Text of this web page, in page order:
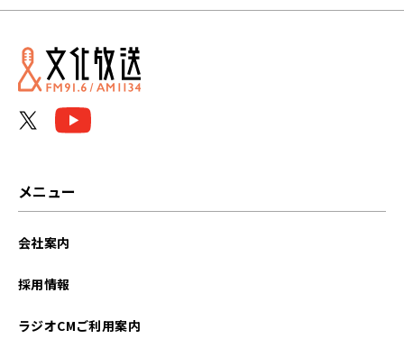
2024年04月
2024年03月
メニュー
会社案内
採用情報
ラジオCMご利用案内